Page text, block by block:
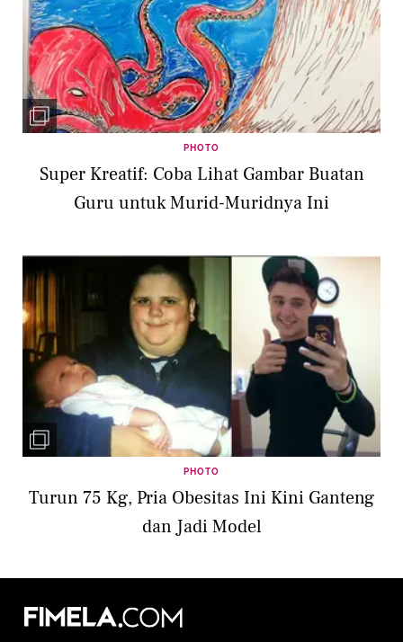
PHOTO
Super Kreatif: Coba Lihat Gambar Buatan
Guru untuk Murid-Muridnya Ini
PHOTO
Turun 75 Kg, Pria Obesitas Ini Kini Ganteng
dan Jadi Model